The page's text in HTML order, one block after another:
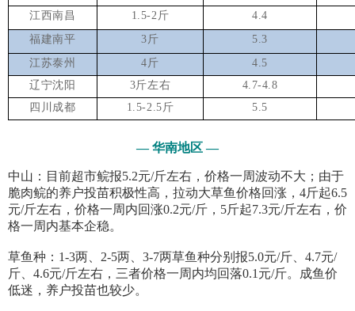
江西南昌
1.5-2斤
4.4
福建南平
3 斤
5.3
江苏泰州
4 斤
4.5
辽宁沈阳
3斤左右
4.7-4.8
四川成都
1.5-2.5斤 5.5
— 华南地区 —
中山：目前超市鲩报5.2元/斤左右，价格一周波动不大；由于
脆肉鲩的养户投苗积极性高，拉动大草鱼价格回涨，4斤起6.5
元/斤左右，价格一周内回涨0.2元/斤，5斤起7.3元/斤左右，价
格一周内基本企稳。
草鱼种：1-3两、2-5两、3-7两草鱼种分别报5.0元/斤、4.7元/
斤、4.6元/斤左右，三者价格一周内均回落0.1元/斤。成鱼价
低迷，养户投苗也较少。